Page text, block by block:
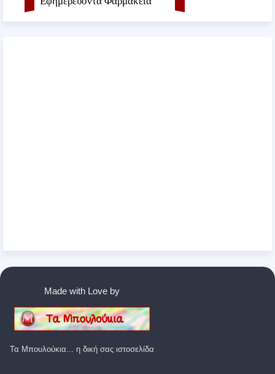
Made with Love by
Τα Μπουλούκια... η δική σας ιστοσελίδα